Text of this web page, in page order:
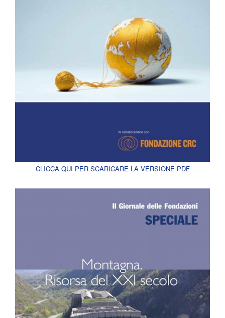
CLICCA QUI PER SCARICARE LA VERSIONE PDF